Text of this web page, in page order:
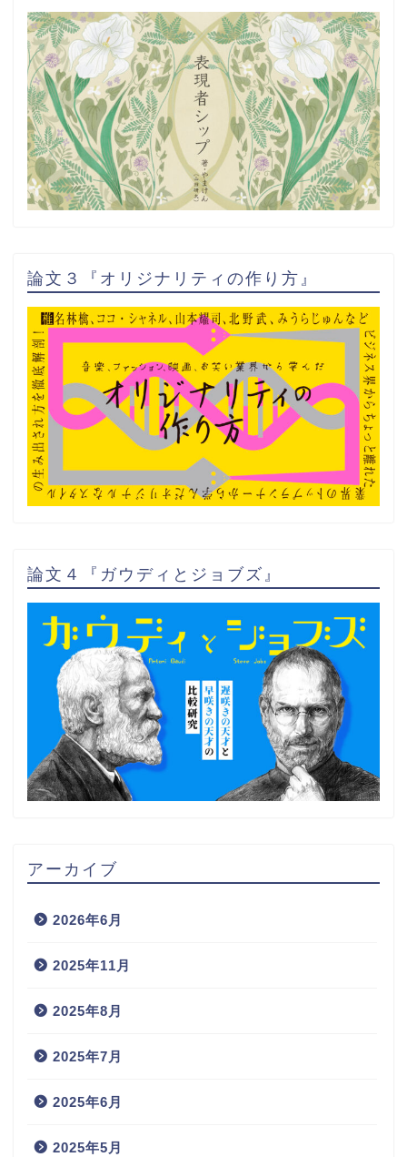
論文３『オリジナリティの作り方』
論文４『ガウディとジョブズ』
アーカイブ
2026年6月
2025年11月
2025年8月
2025年7月
2025年6月
2025年5月